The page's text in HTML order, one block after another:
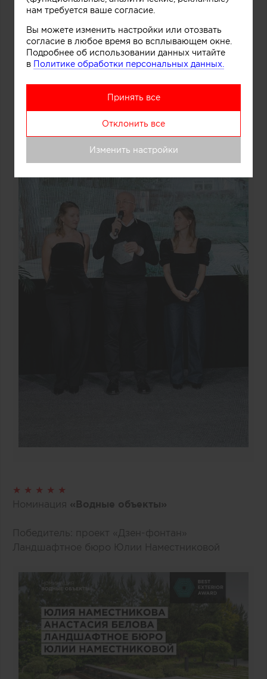
★ ★ ★ ★ ★
Номинация «Водные объекты»
Победитель: проект «Дзен-фонтан»
Ландшафтное бюро Юлии Наместниковой
нам требуется ваше согласие.
Вы можете изменить настройки или отозвать
согласие в любое время во всплывающем окне.
Подробнее об использовании данных читайте
в Политике обработки персональных данных.
Принять все
Отклонить все
Изменить настройки